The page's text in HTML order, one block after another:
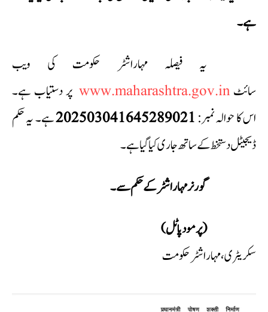
ہے۔
یہ فیصلہ مہاراشٹر حکومت کی ویب
سائٹwww.maharashtra.gov.in پر دستیاب ہے۔
اس کا حوالہ نمبر: 202503041645289021ہے۔ یہ حکم
ڈیجیٹل دستخط کے ساتھ جاری کیا گیا ہے۔
گورنر مہاراشٹر کے حکم سے۔
(پرمود پاٹل)
سکریٹری، مہاراشٹر حکومت